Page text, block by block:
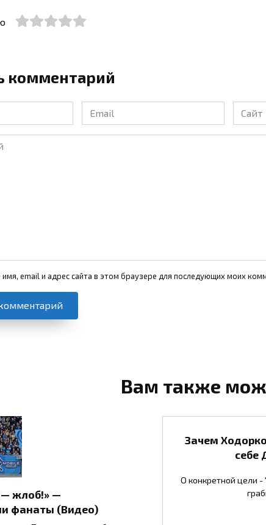
комментарий
Email
*
Сайт
email и адрес сайта в этом браузере для последующих моих
Вам также
— жлоб!» —
фанаты (Видео)
Зачем
себе
О конкретной цели -